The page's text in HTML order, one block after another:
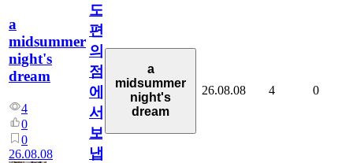
a
midsummer
night's
dream
4
0
0
26.08.08
도
편
의
점
에
서
보
냅
a
midsummer
night's
dream
26.08.08 4 0